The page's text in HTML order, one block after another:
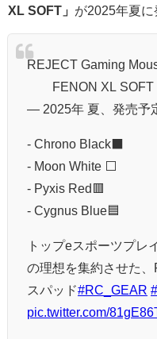
XL SOFT」 が2025年夏に
REJECT Gaming
FENON XL SOFT
― 2025年 夏、発売予
- Chrono Black⬛️
- Moon White ⬜️
- Pyxis Red🟥
- Cygnus Blue🟦
トップeスポーツプレ
の理想を集約させた
スパッド#RC_GEAR
pic.twitter.com/